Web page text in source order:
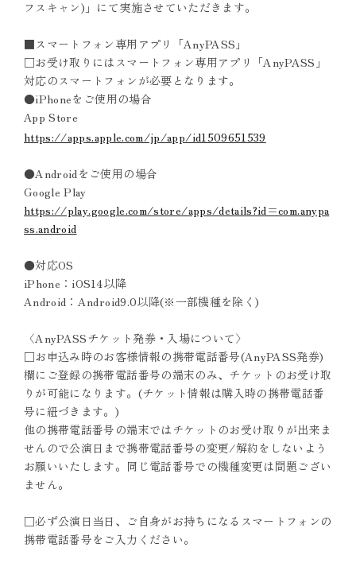
フスキャン)」にて実施させていただきます。
■スマートフォン専用アプリ「AnyPASS」
□お受け取りにはスマートフォン専用アプリ「AnyPASS」
対応のスマートフォンが必要となります。
●iPhoneをご使用の場合
App Store
https://apps.apple.com/jp/app/id1509651539
●Androidをご使用の場合
Google Play
https://play.google.com/store/apps/details?id=com.anypa
ss.android
●対応OS
iPhone：iOS14以降
Android：Android9.0以降(※一部機種を除く)
〈AnyPASSチケット発券・入場について〉
□お申込み時のお客様情報の携帯電話番号(AnyPASS発券)
欄にご登録の携帯電話番号の端末のみ、チケットのお受け取
りが可能になります。(チケット情報は購入時の携帯電話番
号に紐づきます。)
他の携帯電話番号の端末ではチケットのお受け取りが出来ま
せんので公演日まで携帯電話番号の変更/解約をしないよう
お願いいたします。同じ電話番号での機種変更は問題ござい
ません。
□必ず公演日当日、ご自身がお持ちになるスマートフォンの
携帯電話番号をご入力ください。